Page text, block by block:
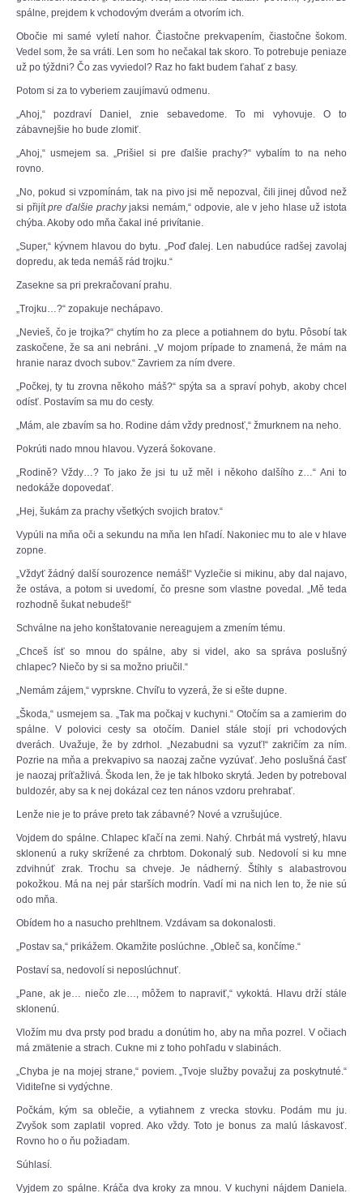
spálne, prejdem k vchodovým dverám a otvorím ich.
Obočie mi samé vyletí nahor. Čiastočne prekvapením, čiastočne šokom.
Vedel som, že sa vráti. Len som ho nečakal tak skoro. To potrebuje peniaze
už po týždni? Čo zas vyviedol? Raz ho fakt budem ťahať z basy.
Potom si za to vyberiem zaujímavú odmenu.
„Ahoj,“ pozdraví Daniel, znie sebavedome. To mi vyhovuje. O to
zábavnejšie ho bude zlomiť.
„Ahoj,“ usmejem sa. „Prišiel si pre ďalšie prachy?“ vybalím to na neho
rovno.
„No, pokud si vzpomínám, tak na pivo jsi mě nepozval, čili jinej důvod než
si přijítpre ďalšie prachyjaksi nemám,“ odpovie, ale v jeho hlase už istota
chýba. Akoby odo mňa čakal iné privítanie.
„Super,“ kývnem hlavou do bytu. „Poď ďalej. Len nabudúce radšej zavolaj
dopredu, ak teda nemáš rád trojku.“
Zasekne sa pri prekračovaní prahu.
„Trojku…?“ zopakuje nechápavo.
„Nevieš, čo je trojka?“ chytím ho za plece a potiahnem do bytu. Pôsobí tak
zaskočene, že sa ani nebráni. „V mojom prípade to znamená, že mám na
hranie naraz dvoch subov.“ Zavriem za ním dvere.
„Počkej, ty tu zrovna někoho máš?“ spýta sa a spraví pohyb, akoby chcel
odísť. Postavím sa mu do cesty.
„Mám, ale zbavím sa ho. Rodine dám vždy prednosť,“ žmurknem na neho.
Pokrúti nado mnou hlavou. Vyzerá šokovane.
„Rodině? Vždy…? To jako že jsi tu už měl i někoho dalšího z…“ Ani to
nedokáže dopovedať.
„Hej, šukám za prachy všetkých svojich bratov.“
Vypúli na mňa oči a sekundu na mňa len hľadí. Nakoniec mu to ale v hlave
zopne.
„Vždyť žádný další sourozence nemáš!“ Vyzlečie si mikinu, aby dal najavo,
že ostáva, a potom si uvedomí, čo presne som vlastne povedal. „Mě teda
rozhodně šukat nebudeš!“
Schválne na jeho konštatovanie nereagujem a zmením tému.
„Chceš ísť so mnou do spálne, aby si videl, ako sa správa poslušný
chlapec? Niečo by si sa možno priučil.“
„Nemám zájem,“ vyprskne. Chvíľu to vyzerá, že si ešte dupne.
„Škoda,“ usmejem sa. „Tak ma počkaj v kuchyni.“ Otočím sa a zamierim do
spálne. V polovici cesty sa otočím. Daniel stále stojí pri vchodových
dverách. Uvažuje, že by zdrhol. „Nezabudni sa vyzuť!“ zakričím za ním.
Pozrie na mňa a prekvapivo sa naozaj začne vyzúvať. Jeho poslušná časť
je naozaj príťažlivá. Škoda len, že je tak hlboko skrytá. Jeden by potreboval
buldozér, aby sa k nej dokázal cez ten nános vzdoru prehrabať.
Lenže nie je to práve preto tak zábavné? Nové a vzrušujúce.
Vojdem do spálne. Chlapec kľačí na zemi. Nahý. Chrbát má vystretý, hlavu
sklonenú a ruky skrížené za chrbtom. Dokonalý sub. Nedovolí si ku mne
zdvihnúť zrak. Trochu sa chveje. Je nádherný. Štíhly s alabastrovou
pokožkou. Má na nej pár starších modrín. Vadí mi na nich len to, že nie sú
odo mňa.
Obídem ho a nasucho prehltnem. Vzdávam sa dokonalosti.
„Postav sa,“ prikážem. Okamžite poslúchne. „Obleč sa, končíme.“
Postaví sa, nedovolí si neposlúchnuť.
„Pane, ak je… niečo zle…, môžem to napraviť,“ vykoktá. Hlavu drží stále
sklonenú.
Vložím mu dva prsty pod bradu a donútim ho, aby na mňa pozrel. V očiach
má zmätenie a strach. Cukne mi z toho pohľadu v slabinách.
„Chyba je na mojej strane,“ poviem. „Tvoje služby považuj za poskytnuté.“
Viditeľne si vydýchne.
Počkám, kým sa oblečie, a vytiahnem z vrecka stovku. Podám mu ju.
Zvyšok som zaplatil vopred. Ako vždy. Toto je bonus za malú láskavosť.
Rovno ho o ňu požiadam.
Súhlasí.
Vyjdem zo spálne. Kráča dva kroky za mnou. V kuchyni nájdem Daniela.